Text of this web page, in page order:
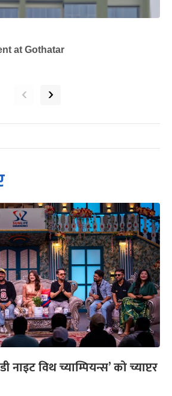
at Gothatar
‹ ›
विथ च्याम्पियन्स’ को च्याप्टर